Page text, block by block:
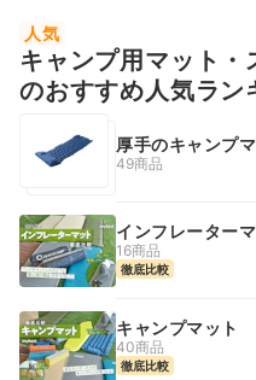
人気
キャンプ用マット・
のおすすめ人気ラン
厚手のキャンプ
49商品
インフレーター
16商品
徹底比較
キャンプマット
40商品
徹底比較